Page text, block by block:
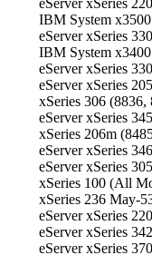
eServer xSeries
IBM System
eServer xSeries
IBM System
eServer xSeries
eServer xSeries
xSeries 306
eServer xSeries
xSeries 206m
eServer xSeries
eServer xSeries
xSeries 100 (All
xSeries 236 May-
eServer xSeries
eServer xSeries
eServer xSeries